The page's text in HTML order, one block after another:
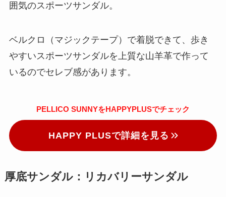
囲気のスポーツサンダル。
ベルクロ（マジックテープ）で着脱できて、歩き
やすいスポーツサンダルを上質な山羊革で作って
いるのでセレブ感があります。
PELLICO SUNNYをHAPPYPLUSでチェック
HAPPY PLUSで詳細を見る
厚底サンダル：リカバリーサンダル